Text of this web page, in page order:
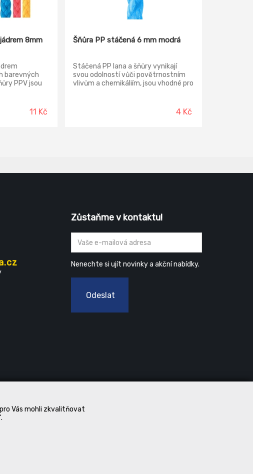
Vás mohli zkvalitňovat
8mm
barevných
PPV jsou
vůči
díky
11 Kč
Šňůra PP stáčená 6 mm modrá
Stáčená PP lana a šňůry vynikají
svou odolností vůči povětrnostním
vlivům a chemikáliím, jsou vhodné pro
voděodolnosti najdou uplatnění také
4 Kč
Zůstaňme v kontaktu!
Nenechte si ujít novinky a akční nabídky.
Odeslat